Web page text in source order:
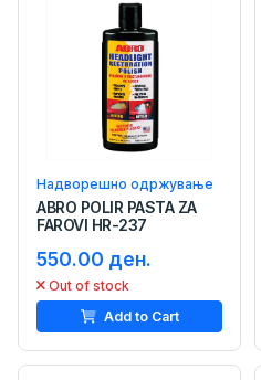
Надворешно одржување
ABRO POLIR PASTA ZA
FAROVI HR-237
550.00 ден.
Out of stock
Add to Cart